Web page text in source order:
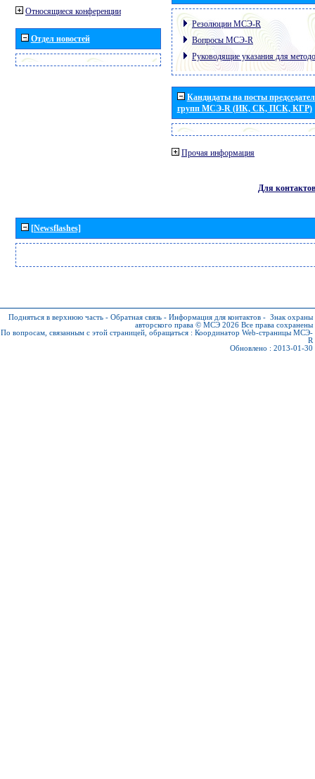
Относящиеся конференции
Отдел новостей
Резолюции МСЭ-R
Вопросы МСЭ-R
Руководящие указания для
Кандидаты на посты
групп МСЭ-R (ИК, СК, ПСК, КГР)
Прочая информация
Для контактов
[Newsflashes]
Подняться в верхнюю часть - Обратная связь - Информация для контактов - Знак охраны
авторского права © МСЭ 2026 Все права сохранены
По вопросам, связанным с этой страницей, обращаться : Координатор Web-страницы МСЭ-
R
Обновлено : 2013-01-30